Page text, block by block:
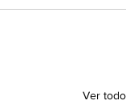
Ver todo